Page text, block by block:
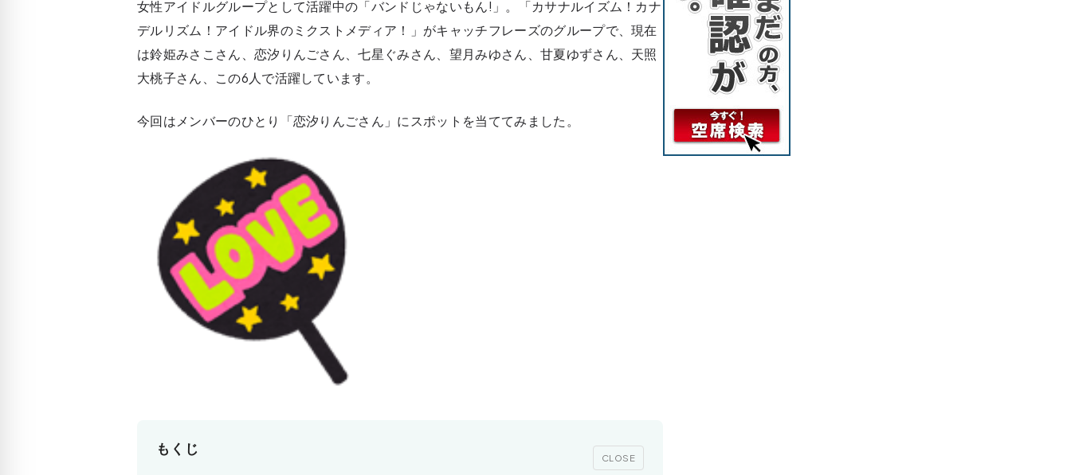
女性アイドルグループとして活躍中の「バンドじゃないもん!」。「カサナルイズム！カナ
デルリズム！アイドル界のミクストメディア！」がキャッチフレーズのグループで、現在
は鈴姫みさこさん、恋汐りんごさん、七星ぐみさん、望月みゆさん、甘夏ゆずさん、天照
大桃子さん、この6人で活躍しています。
今回はメンバーのひとり「恋汐りんごさん」にスポットを当ててみました。
もくじ
CLOSE